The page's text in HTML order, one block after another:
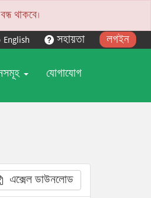
থাকবে।
সহায়তা লগইন
যোগাযোগ
এক্সেল ডাউনলোড